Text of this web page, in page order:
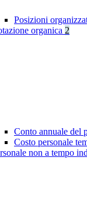
Posizioni
organica 2
Conto annuale del
Costo personale
non a tempo